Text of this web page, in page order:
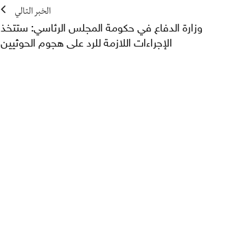
الخبر التالي
وزارة الدفاع في حكومة المجلس الرئاسي: ستتخذ
الإجراءات اللازمة للرد على هجوم الحوثيين